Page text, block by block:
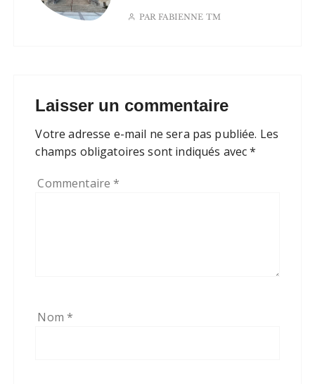
PARFABIENNE TM
Laisser un commentaire
Votre adresse e-mail ne sera pas publiée. Les
champs obligatoires sont indiqués avec*
Commentaire*
Nom*